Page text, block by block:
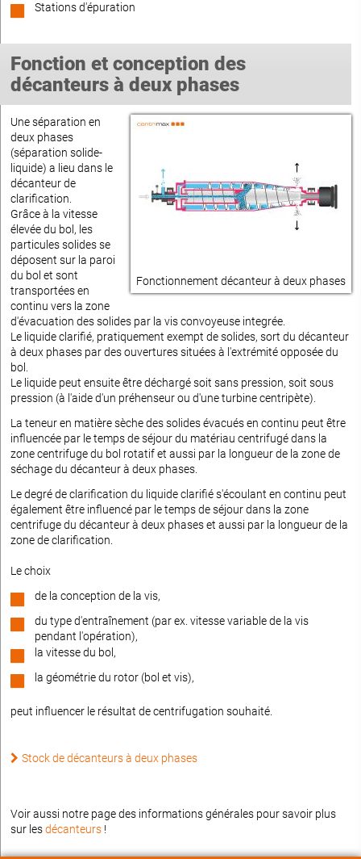
Stations d'épuration
Fonction et conception des
décanteurs à deux phases
Fonctionnement décanteur à deux phases
Une séparation en
deux phases
(séparation solide-
liquide) a lieu dans le
décanteur de
clarification.
Grâce à la vitesse
élevée du bol, les
particules solides se
déposent sur la paroi
du bol et sont
transportées en
continu vers la zone
d'évacuation des solides par la vis convoyeuse integrée.
Le liquide clarifié, pratiquement exempt de solides, sort du décanteur
à deux phases par des ouvertures situées à l'extrémité opposée du
bol.
Le liquide peut ensuite être déchargé soit sans pression, soit sous
pression (à l'aide d'un préhenseur ou d'une turbine centripète).
La teneur en matière sèche des solides évacués en continu peut être
influencée par le temps de séjour du matériau centrifugé dans la
zone centrifuge du bol rotatif et aussi par la longueur de la zone de
séchage du décanteur à deux phases.
Le degré de clarification du liquide clarifié s'écoulant en continu peut
également être influencé par le temps de séjour dans la zone
centrifuge du décanteur à deux phases et aussi par la longueur de la
zone de clarification.
Le choix
de la conception de la vis,
du type d'entraînement (par ex. vitesse variable de la vis
pendant l'opération),
la vitesse du bol,
la géométrie du rotor (bol et vis),
peut influencer le résultat de centrifugation souhaité.
Stock de décanteurs à deux phases
Voir aussi notre page des informations générales pour savoir plus
sur lesdécanteurs !